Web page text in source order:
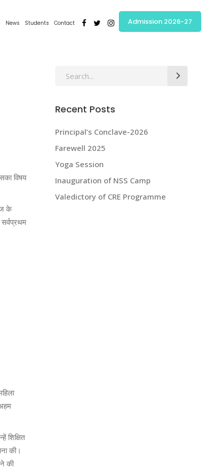
News Students Contact Admission 2026-27
विषय
के
शिक्षित
की।
की
Search
Recent Posts
Principal’s Conclave-2026
Farewell 2025
Yoga Session
Inauguration of NSS Camp
Valedictory of CRE Programme